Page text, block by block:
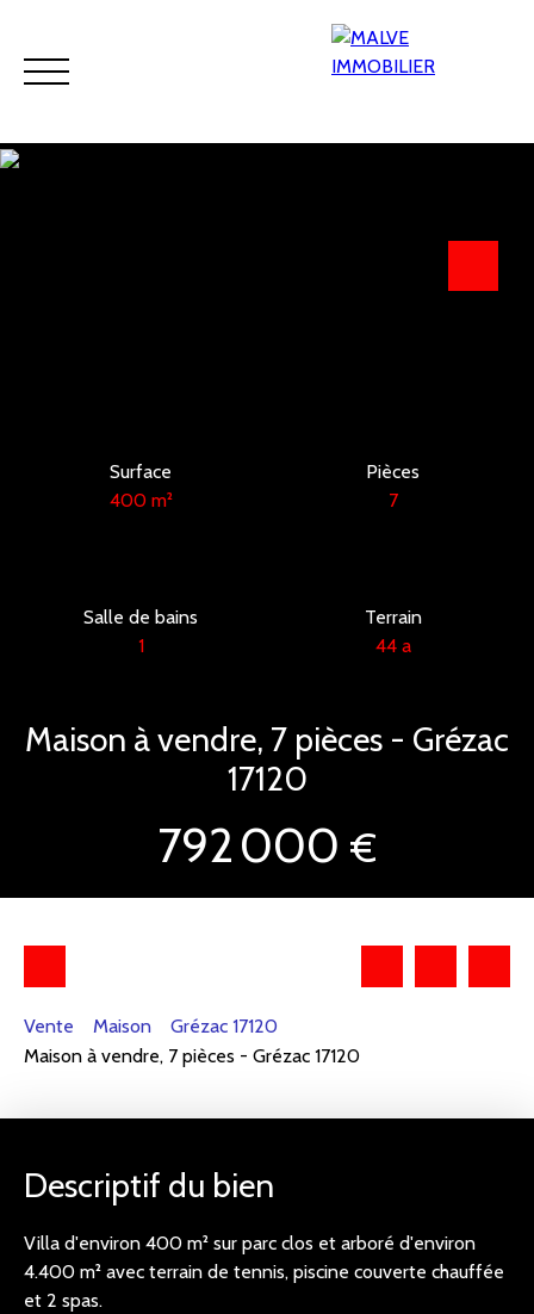
Surface
400 m²
Pièces
7
Salle de bains
1
Terrain
44 a
Maison à vendre, 7 pièces - Grézac
17120
792 000 €
Vente Maison
Grézac 17120
Maison à vendre, 7 pièces - Grézac 17120
Descriptif du bien
Villa d'environ 400 m² sur parc clos et arboré d'environ
4.400 m² avec terrain de tennis, piscine couverte chauffée
et 2 spas.